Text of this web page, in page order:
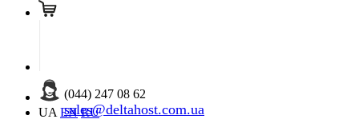
(044) 247 08 62
sales@deltahost.com.ua
UA EN RU